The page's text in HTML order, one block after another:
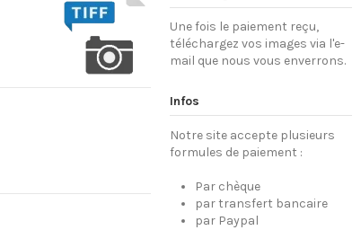
Une fois le paiement reçu,
téléchargez vos images via l'e-
mail que nous vous enverrons.
Infos
Notre site accepte plusieurs
formules de paiement :
Par chèque
par transfert bancaire
par Paypal